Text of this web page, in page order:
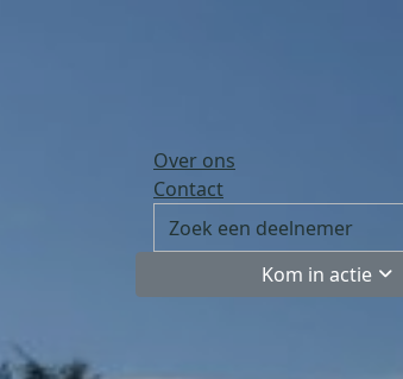
Over ons
Contact
Kom in actie